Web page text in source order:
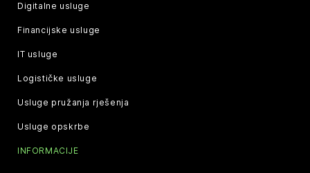
Digitalne usluge
Financijske usluge
IT usluge
Logističke usluge
Usluge pružanja rješenja
Usluge opskrbe
INFORMACIJE